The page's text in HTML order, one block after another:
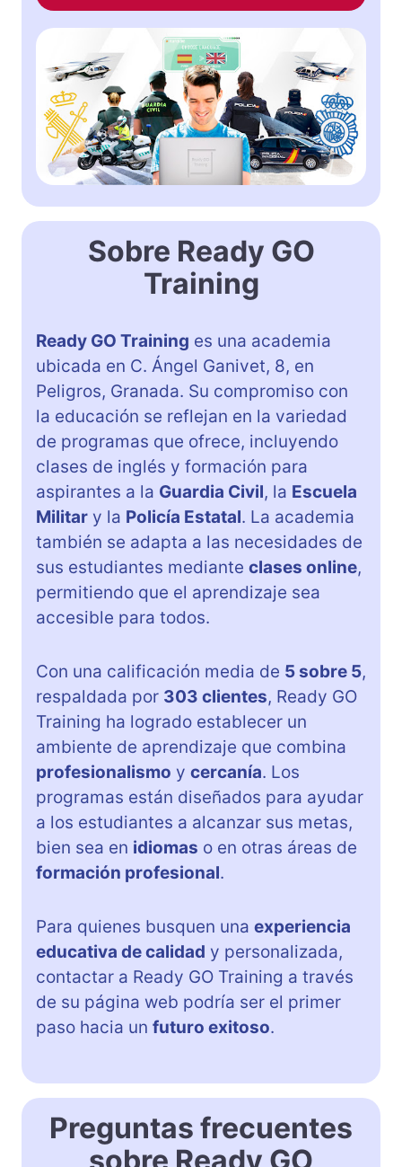
Sobre Ready GO
Training
Ready GO Training es una academia
ubicada en C. Ángel Ganivet, 8, en
Peligros, Granada. Su compromiso con
la educación se reflejan en la variedad
de programas que ofrece, incluyendo
clases de inglés y formación para
aspirantes a la Guardia Civil, la Escuela
Militar y la Policía Estatal. La academia
también se adapta a las necesidades de
sus estudiantes mediante clases online,
permitiendo que el aprendizaje sea
accesible para todos.
Con una calificación media de 5 sobre 5,
respaldada por 303 clientes, Ready GO
Training ha logrado establecer un
ambiente de aprendizaje que combina
profesionalismo y cercanía. Los
programas están diseñados para ayudar
a los estudiantes a alcanzar sus metas,
bien sea en idiomas o en otras áreas de
formación profesional.
Para quienes busquen una experiencia
educativa de calidad y personalizada,
contactar a Ready GO Training a través
de su página web podría ser el primer
paso hacia un futuro exitoso.
Preguntas frecuentes